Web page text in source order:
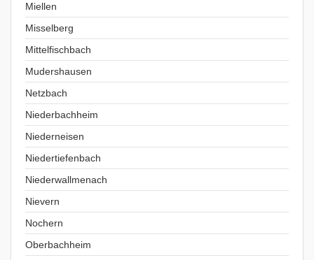
Miellen
Misselberg
Mittelfischbach
Mudershausen
Netzbach
Niederbachheim
Niederneisen
Niedertiefenbach
Niederwallmenach
Nievern
Nochern
Oberbachheim